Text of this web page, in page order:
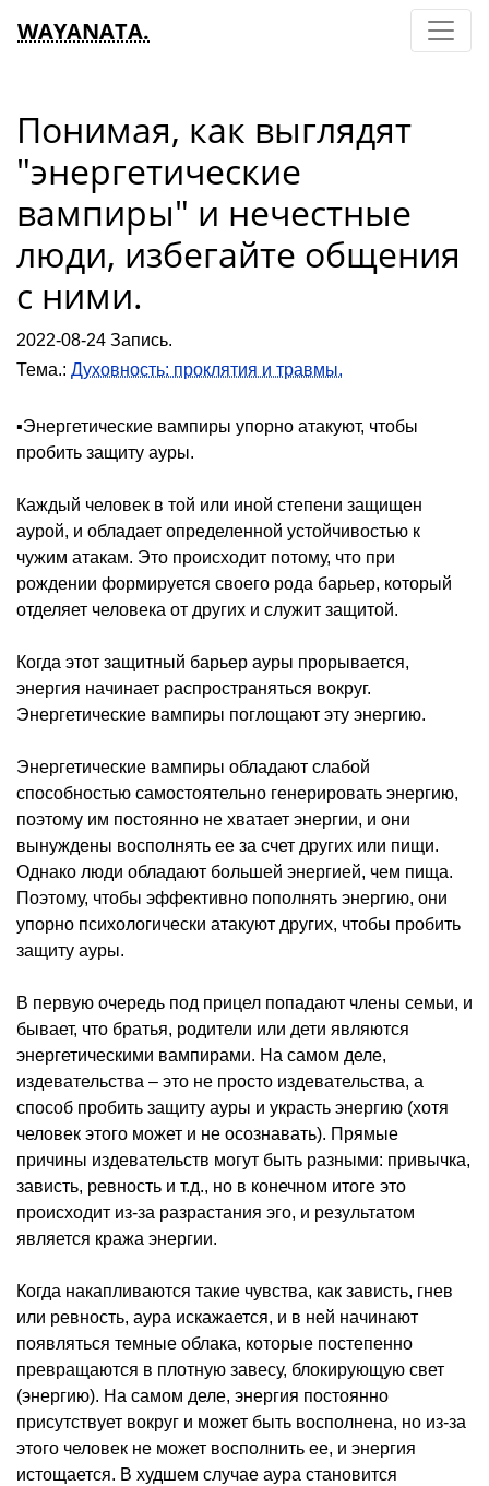
WAYANATA.
Понимая, как выглядят
"энергетические
вампиры" и нечестные
люди, избегайте общения
с ними.
2022-08-24 Запись.
Тема.: Духовность: проклятия и травмы.
▪️Энергетические вампиры упорно атакуют, чтобы
пробить защиту ауры.
Каждый человек в той или иной степени защищен
аурой, и обладает определенной устойчивостью к
чужим атакам. Это происходит потому, что при
рождении формируется своего рода барьер, который
отделяет человека от других и служит защитой.
Когда этот защитный барьер ауры прорывается,
энергия начинает распространяться вокруг.
Энергетические вампиры поглощают эту энергию.
Энергетические вампиры обладают слабой
способностью самостоятельно генерировать энергию,
поэтому им постоянно не хватает энергии, и они
вынуждены восполнять ее за счет других или пищи.
Однако люди обладают большей энергией, чем пища.
Поэтому, чтобы эффективно пополнять энергию, они
упорно психологически атакуют других, чтобы пробить
защиту ауры.
В первую очередь под прицел попадают члены семьи, и
бывает, что братья, родители или дети являются
энергетическими вампирами. На самом деле,
издевательства – это не просто издевательства, а
способ пробить защиту ауры и украсть энергию (хотя
человек этого может и не осознавать). Прямые
причины издевательств могут быть разными: привычка,
зависть, ревность и т.д., но в конечном итоге это
происходит из-за разрастания эго, и результатом
является кража энергии.
Когда накапливаются такие чувства, как зависть, гнев
или ревность, аура искажается, и в ней начинают
появляться темные облака, которые постепенно
превращаются в плотную завесу, блокирующую свет
(энергию). На самом деле, энергия постоянно
присутствует вокруг и может быть восполнена, но из-за
этого человек не может восполнить ее, и энергия
истощается. В худшем случае аура становится